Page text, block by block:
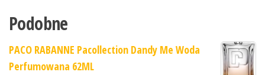
Podobne
PACO RABANNE Pacollection Dandy Me Woda
Perfumowana 62ML